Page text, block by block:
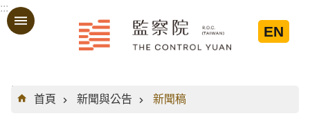
跳到主要內容區塊
:::
EN
:::
首頁
新聞與公告 新聞稿